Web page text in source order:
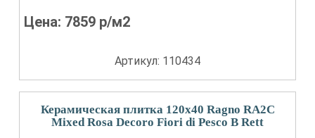
Цена: 7859 р/м2
Артикул: 110434
Керамическая плитка 120x40 Ragno RA2C
Mixed Rosa Decoro Fiori di Pesco B Rett